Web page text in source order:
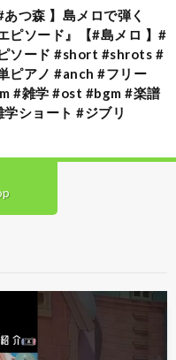
#あつ森 】島メロで弾く
エピソード』【#島メロ 】#
ソード #short #shrots #
ピアノ #anch #フリー
#雑学 #ost #bgm #楽譜
学ショート #ジブリ